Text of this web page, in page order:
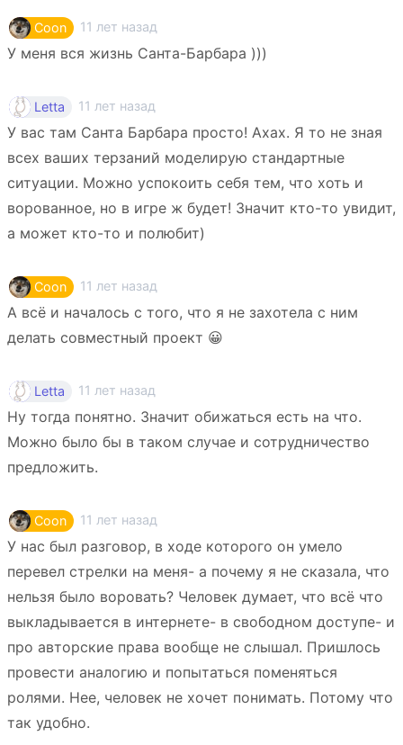
Coon 11 лет назад
У меня вся жизнь Санта-Барбара )))
Letta 11 лет назад
У вас там Санта Барбара просто! Ахах. Я то не зная
всех ваших терзаний моделирую стандартные
ситуации. Можно успокоить себя тем, что хоть и
ворованное, но в игре ж будет! Значит кто-то увидит,
а может кто-то и полюбит)
Coon 11 лет назад
А всё и началось с того, что я не захотела с ним
делать совместный проект 😀
Letta 11 лет назад
Ну тогда понятно. Значит обижаться есть на что.
Можно было бы в таком случае и сотрудничество
предложить.
Coon 11 лет назад
У нас был разговор, в ходе которого он умело
перевел стрелки на меня- а почему я не сказала, что
нельзя было воровать? Человек думает, что всё что
выкладывается в интернете- в свободном доступе- и
про авторские права вообще не слышал. Пришлось
провести аналогию и попытаться поменяться
ролями. Нее, человек не хочет понимать. Потому что
так удобно.